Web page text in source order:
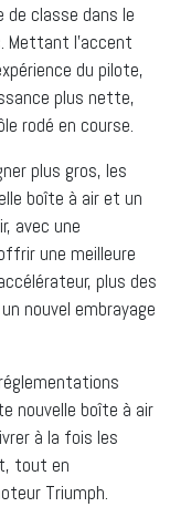
classe dans le
l’accent
du pilote,
plus nette,
rodé en course.
plus gros, les
boîte à air et un
avec une
une meilleure
plus des
nouvel embrayage
nouvelle boîte à air
à la fois les
tout en
Triumph.